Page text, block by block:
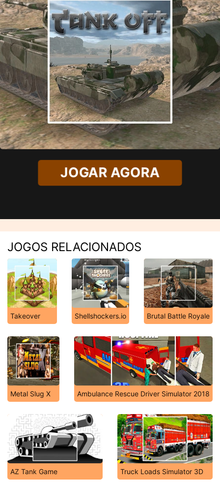
JOGAR AGORA
JOGOS RELACIONADOS
Takeover Shellshockers.io Brutal Battle Royale
Metal Slug X Ambulance Rescue Driver Simulator 2018
AZ Tank Game Truck Loads Simulator 3D